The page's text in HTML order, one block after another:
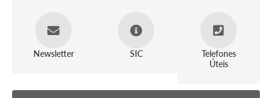
PCA (Planos de Contratações Anuais)
Newsletter SIC
Telefones
Úteis